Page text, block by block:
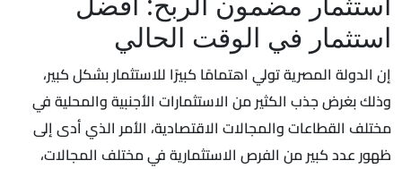
استثمار في الوقت الحالي
إن الدولة المصرية تولي اهتمامًا كبيرًا للاستثمار بشكل كبير،
وذلك بغرض جذب الكثير من الاستثمارات الأجنبية والمحلية في
مختلف القطاعات والمجالات الاقتصادية، الأمر الذي أدى إلى
ظهور عدد كبير من الفرص الاستثمارية في مختلف المجالات،